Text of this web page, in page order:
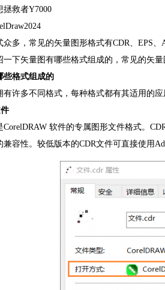
拯救者Y7000
众多，常见的矢量图形格式有CDR、EPS
一下矢量图有哪些格式组成的，常见的矢量
些格式组成的
有许多不同格式，每种格式都有其适用的
CorelDRAW 软件的专属图形文件格式。
兼容性。较低版本的CDR文件可直接使用